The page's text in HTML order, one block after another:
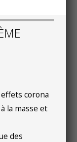
corona
la masse et
des